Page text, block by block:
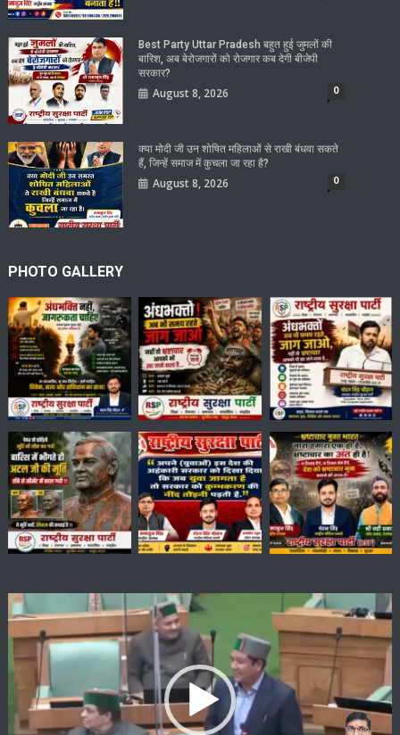
Best Party Uttar Pradesh बहुत हुई जुमलों की
बारिश, अब बेरोजगारों को रोजगार कब देगी बीजेपी
सरकार?
August 8, 2026 0
क्या मोदी जी उन शोषित महिलाओं से राखी बंधवा सकते
हैं, जिन्हें समाज में कुचला जा रहा है?
August 8, 2026 0
PHOTO GALLERY
Video
Player